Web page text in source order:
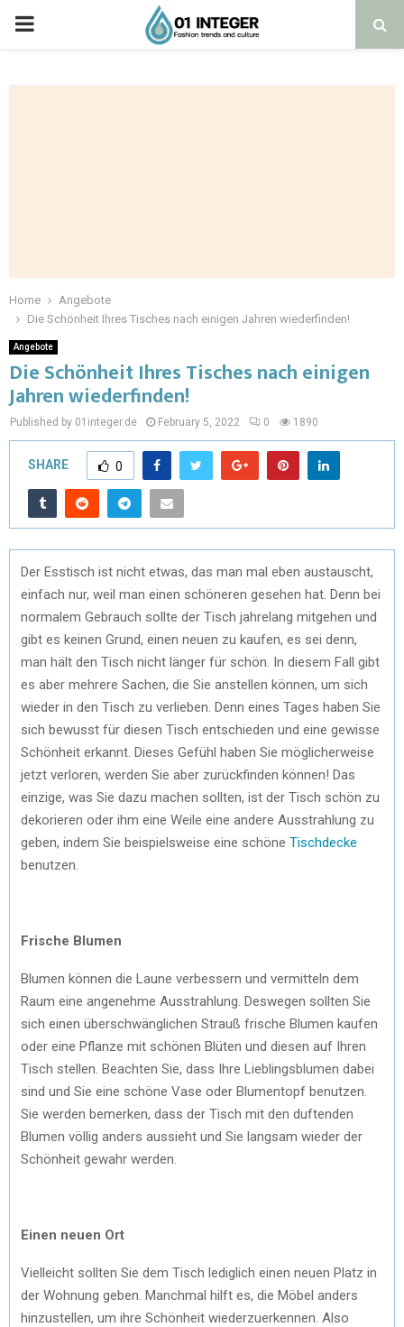
Home
Angebote
Die Schönheit Ihres Tisches nach einigen Jahren wiederfinden!
Angebote
Die Schönheit Ihres Tisches nach einigen
Jahren wiederfinden!
Published by 01integer.de February 5, 2022 0 1890
SHARE 0
Der Esstisch ist nicht etwas, das man mal eben austauscht,
einfach nur, weil man einen schöneren gesehen hat. Denn bei
normalem Gebrauch sollte der Tisch jahrelang mitgehen und
gibt es keinen Grund, einen neuen zu kaufen, es sei denn,
man hält den Tisch nicht länger für schön. In diesem Fall gibt
es aber mehrere Sachen, die Sie anstellen können, um sich
wieder in den Tisch zu verlieben. Denn eines Tages haben Sie
sich bewusst für diesen Tisch entschieden und eine gewisse
Schönheit erkannt. Dieses Gefühl haben Sie möglicherweise
jetzt verloren, werden Sie aber zurückfinden können! Das
einzige, was Sie dazu machen sollten, ist der Tisch schön zu
dekorieren oder ihm eine Weile eine andere Ausstrahlung zu
geben, indem Sie beispielsweise eine schöne Tischdecke
benutzen.
Frische Blumen
Blumen können die Laune verbessern und vermitteln dem
Raum eine angenehme Ausstrahlung. Deswegen sollten Sie
sich einen überschwänglichen Strauß frische Blumen kaufen
oder eine Pflanze mit schönen Blüten und diesen auf Ihren
Tisch stellen. Beachten Sie, dass Ihre Lieblingsblumen dabei
sind und Sie eine schöne Vase oder Blumentopf benutzen.
Sie werden bemerken, dass der Tisch mit den duftenden
Blumen völlig anders aussieht und Sie langsam wieder der
Schönheit gewahr werden.
Einen neuen Ort
Vielleicht sollten Sie dem Tisch lediglich einen neuen Platz in
der Wohnung geben. Manchmal hilft es, die Möbel anders
hinzustellen, um ihre Schönheit wiederzuerkennen. Also